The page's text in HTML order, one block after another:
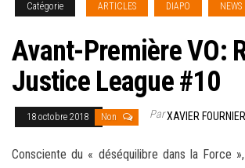
Catégorie ARTICLES DIAPO NEWS
Avant-Première VO:
Justice League #10
18 octobre 2018 Non ParXAVIER FOURNIER
Consciente du « déséquilibre dans la Force